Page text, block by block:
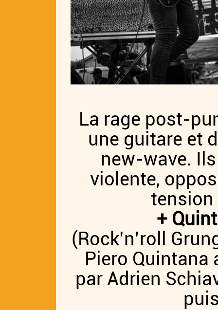
La rage post-
une guitare et
new-wave.
violente,
tension
+
(Rock’n’roll
Piero Quintana
par Adrien